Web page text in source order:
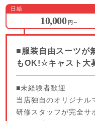
日給
10,000 円 ～
■服装自由スーツが
もOK!☆キャスト大
■未経験者歓迎
当店独自のオリジナル
研修スタッフが完全サ